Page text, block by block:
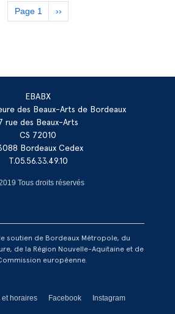
Pagination
Page 1
Page
suivante
››
EBABX
des Beaux-Arts de Bordeaux
rue des Beaux-Arts
CS 72010
Bordeaux Cedex
T.05.56.33.49.10
Tous droits réservés
soutien de Bordeaux Métropole, du
de la Région Nouvelle-Aquitaine et de
européenne.
et horaires Facebook Instagram